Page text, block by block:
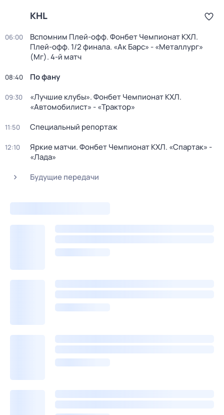
KHL
06:00
Вспомним Плей-офф. Фонбет Чемпионат КХЛ.
Плей-офф. 1/2 финала. «Ак Барс» - «Металлург»
(Мг). 4-й матч
08:40 По фану
09:30
«Лучшие клубы». Фонбет Чемпионат КХЛ.
«Автомобилист» - «Трактор»
11:50 Специальный репортаж
12:10
Яркие матчи. Фонбет Чемпионат КХЛ. «Спартак» -
«Лада»
Будущие передачи